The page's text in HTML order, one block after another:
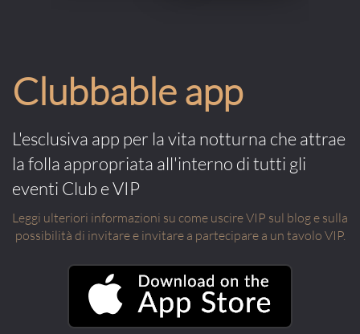
Clubbable app
L'esclusiva app per la vita notturna che attrae
la folla appropriata all'interno di tutti gli
eventi Club e VIP
Leggi ulteriori informazioni su come uscire VIP sul blog e sulla
possibilità di invitare e invitare a partecipare a un tavolo VIP.